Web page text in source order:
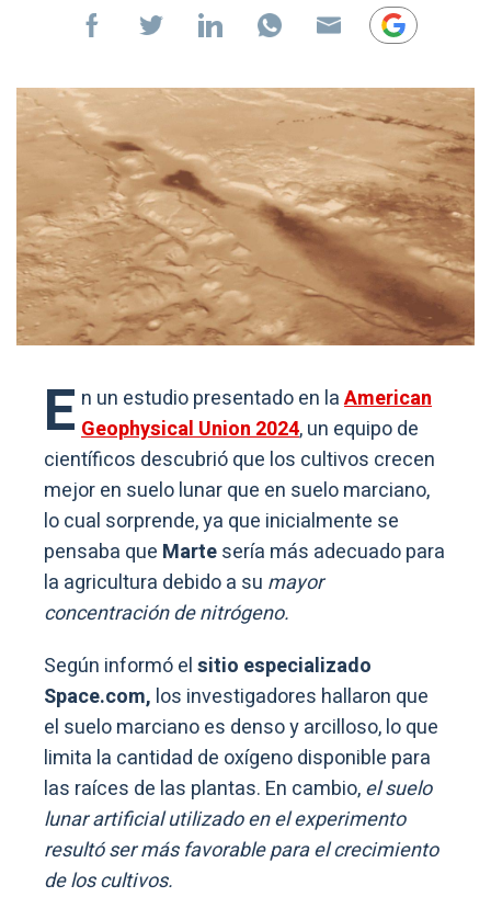
E n un estudio presentado en laAmerican
Geophysical Union 2024, un equipo de
científicos descubrió que los cultivos crecen
mejor en suelo lunar que en suelo marciano,
lo cual sorprende, ya que inicialmente se
pensaba que Martesería más adecuado para
la agricultura debido a su mayor
concentración de nitrógeno.
Según informó elsitio especializado
Space.com, los investigadores hallaron que
el suelo marciano es denso y arcilloso, lo que
limita la cantidad de oxígeno disponible para
las raíces de las plantas. En cambio,el suelo
lunar artificial utilizado en el experimento
resultó ser más favorable para el crecimiento
de los cultivos.